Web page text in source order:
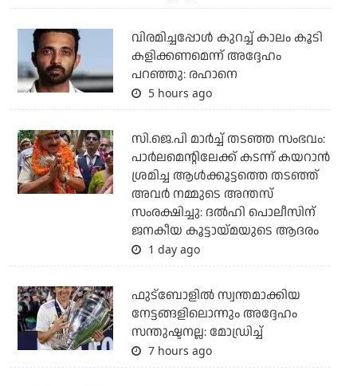
വിരമിച്ചപ്പോള്‍ കുറച്ച് കാലം കൂടി
കളിക്കണമെന്ന് അദ്ദേഹം
പറഞ്ഞു: രഹാനെ
5 hours ago
സി.ജെ.പി മാര്‍ച്ച് തടഞ്ഞ സംഭവം:
പാര്‍ലമെന്റിലേക്ക് കടന്ന് കയറാന്‍
ശ്രമിച്ച ആള്‍ക്കൂട്ടത്തെ തടഞ്ഞ്
അവര്‍ നമ്മുടെ അന്തസ്
സംരക്ഷിച്ചു: ദല്‍ഹി പൊലീസിന്
ജനകീയ കൂട്ടായ്മയുടെ ആദരം
1 day ago
ഫുട്ബോളില്‍ സ്വന്തമാക്കിയ
നേട്ടങ്ങളിലൊന്നും അദ്ദേഹം
സന്തുഷ്ടനല്ല: മോഡ്രിച്ച്
7 hours ago